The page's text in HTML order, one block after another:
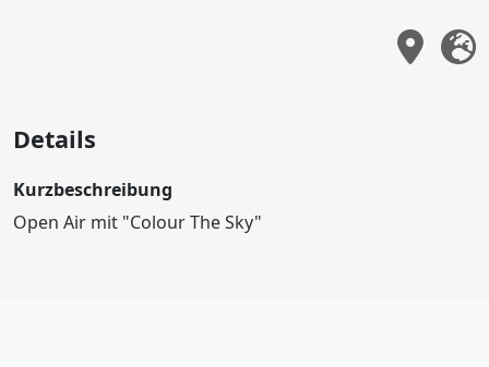
Details
Kurzbeschreibung
Open Air mit "Colour The Sky"